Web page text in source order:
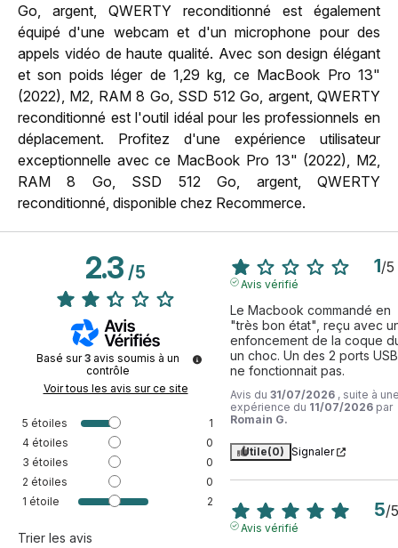
Go, argent, QWERTY reconditionné est également
équipé d'une webcam et d'un microphone pour des
appels vidéo de haute qualité. Avec son design élégant
et son poids léger de 1,29 kg, ce MacBook Pro 13"
(2022), M2, RAM 8 Go, SSD 512 Go, argent, QWERTY
reconditionné est l'outil idéal pour les professionnels en
déplacement. Profitez d'une expérience utilisateur
exceptionnelle avec ce MacBook Pro 13" (2022), M2,
RAM 8 Go, SSD 512 Go, argent, QWERTY
reconditionné, disponible chez Recommerce.
2.3/5
Basé sur3 avis soumis à un
contrôle
Voir tous les avis sur ce site
5 étoiles
1
4 étoiles
0
3 étoiles
0
2 étoiles
0
1 étoile 2
Trier les avis
1/5
Avis vérifié
Le Macbook commandé en
"très bon état", reçu avec
enfoncement de la coque
un choc. Un des 2 ports
ne fonctionnait pas.
Avis du 31/07/2026 , suite à
expérience du 11/07/2026 par
Romain G.
Utile(0) Signaler
5/5
Avis vérifié